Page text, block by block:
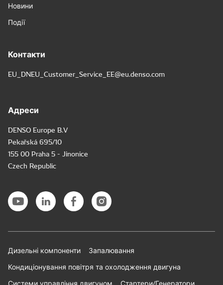
Новини
Події
Контакти
EU_DNEU_Customer_Service_EE@eu.denso.com
Адреси
DENSO Europe B.V
Pekařská 695/10
155 00 Praha 5 - Jinonice
Czech Republic
Дизельні компоненти
Запалювання
Кондиціонування повітря та охолодження двигуна
Системи управління двигуном
Стартери/Генератори